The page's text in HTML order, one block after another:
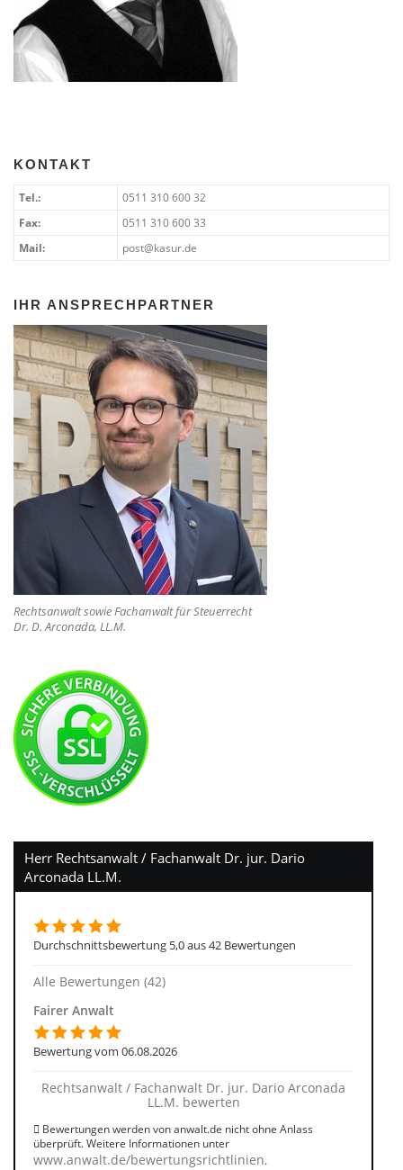
KONTAKT
Tel.:
0511 310 600 32
Fax:
0511 310 600 33
Mail:
post@kasur.de
IHR ANSPRECHPARTNER
Rechtsanwalt sowie Fachanwalt für Steuerrecht
Dr. D. Arconada, LL.M.
Herr Rechtsanwalt / Fachanwalt Dr. jur. Dario
Arconada LL.M.
Durchschnittsbewertung 5,0 aus 42 Bewertungen
Alle Bewertungen (42)
Fairer Anwalt
Bewertung vom 06.08.2026
Rechtsanwalt / Fachanwalt Dr. jur. Dario Arconada
LL.M. bewerten
Bewertungen werden von anwalt.de nicht ohne Anlass
überprüft. Weitere Informationen unter
www.anwalt.de/bewertungsrichtlinien.